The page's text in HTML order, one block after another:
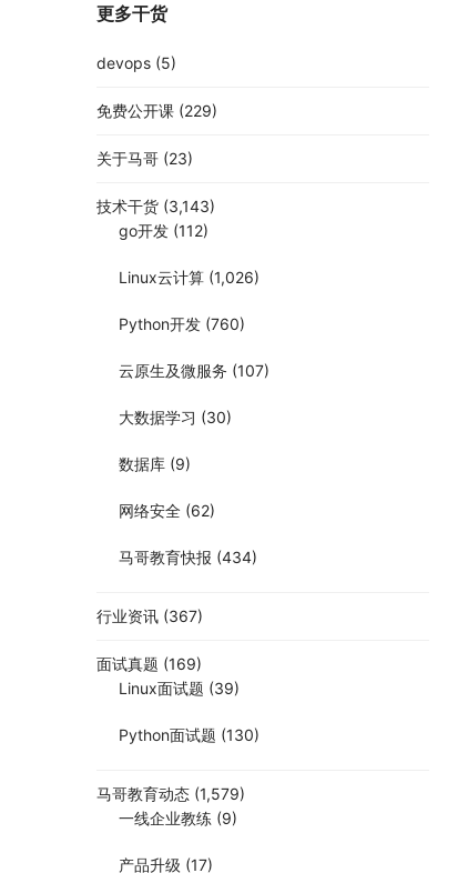
更多干货
devops (5)
免费公开课 (229)
关于马哥 (23)
技术干货 (3,143)
go开发 (112)
Linux云计算 (1,026)
Python开发 (760)
云原生及微服务 (107)
大数据学习 (30)
数据库 (9)
网络安全 (62)
马哥教育快报 (434)
行业资讯 (367)
面试真题 (169)
Linux面试题 (39)
Python面试题 (130)
马哥教育动态 (1,579)
一线企业教练 (9)
产品升级 (17)